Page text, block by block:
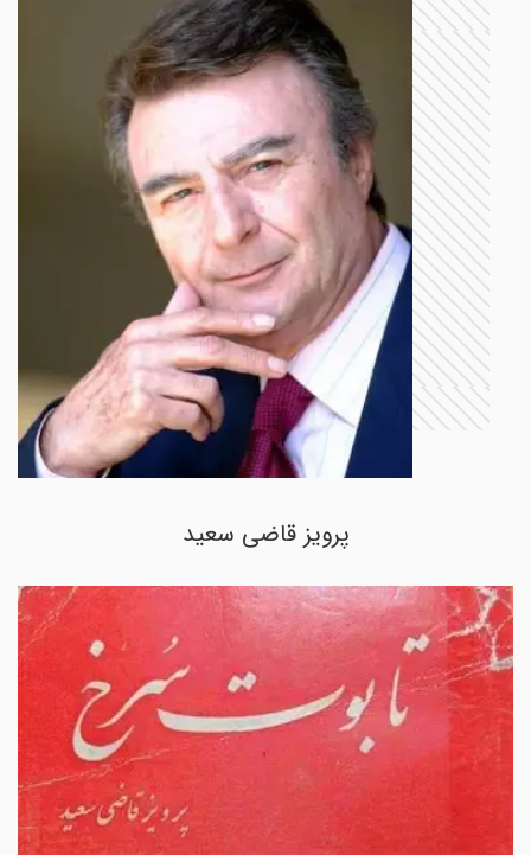
پرویز قاضی سعید